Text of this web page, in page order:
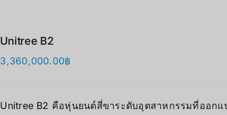
Unitree B2
3,360,000.00฿
Unitree B2 คือหุ่นยนต์สี่ขาระดับอุตสาหกรรมที่ออก